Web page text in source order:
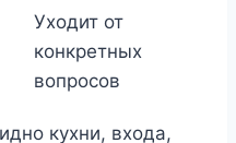
Уходит от
конкретных
вопросов
кухни, входа,